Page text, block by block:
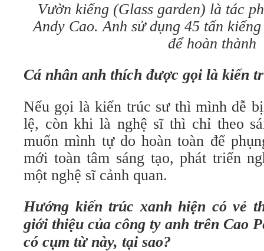
Vườn kiếng (Glass garden) là tác
Andy Cao. Anh sử dụng 45 tấn
để hoàn thành
Cá nhân anh thích được gọi là kiến
Nếu gọi là kiến trúc sư thì mình dễ
lệ, còn khi là nghệ sĩ thì chỉ theo
muốn mình tự do hoàn toàn để
mới toàn tâm sáng tạo, phát triển
một nghệ sĩ cảnh quan.
Hướng kiến trúc xanh hiện có vẻ
giới thiệu của công ty anh trên Cao
có cụm từ này, tại sao?